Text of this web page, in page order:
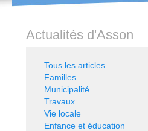
Actualités d'Asson
Tous les articles
Familles
Municipalité
Travaux
Vie locale
Enfance et éducation